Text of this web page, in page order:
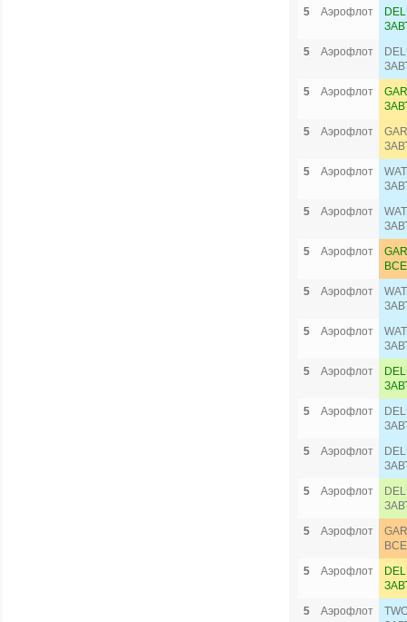
5
Аэрофлот
5
Аэрофлот
5
Аэрофлот
5
Аэрофлот
5
Аэрофлот
5
Аэрофлот
5
Аэрофлот
5
Аэрофлот
5
Аэрофлот
5
Аэрофлот
5
Аэрофлот
5
Аэрофлот
5
Аэрофлот
5
Аэрофлот
5
Аэрофлот
5
Аэрофлот